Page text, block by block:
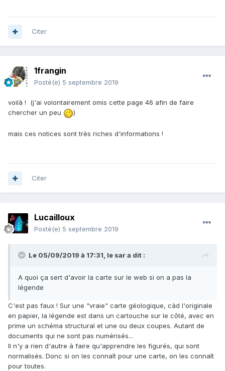
Citer
1frangin
Posté(e) 5 septembre 2019
voilà ! (j'ai volontairement omis cette page 46 afin de faire
chercher un peu
)
mais ces notices sont très riches d'informations !
Citer
Lucailloux
Posté(e) 5 septembre 2019
Le 05/09/2019 à 17:31, le sara dit :
A quoi ça sert d'avoir la carte sur le web si on a pas la
légende
C'est pas faux ! Sur une "vraie" carte géologique, càd l'originale
en papier, la légende est dans un cartouche sur le côté, avec en
prime un schéma structural et une ou deux coupes. Autant de
documents qui ne sont pas numérisés...
Il n'y a rien d'autre à faire qu'apprendre les figurés, qui sont
normalisés. Donc si on les connaît pour une carte, on les connaît
pour toutes.